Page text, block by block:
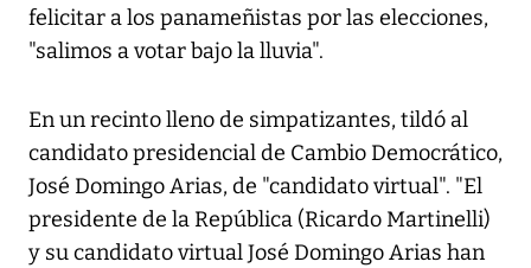
felicitar a los panameñistas por las elecciones,
"salimos a votar bajo la lluvia".
En un recinto lleno de simpatizantes, tildó al
candidato presidencial de Cambio Democrático,
José Domingo Arias, de "candidato virtual". "El
presidente de la República (Ricardo Martinelli)
y su candidato virtual José Domingo Arias han